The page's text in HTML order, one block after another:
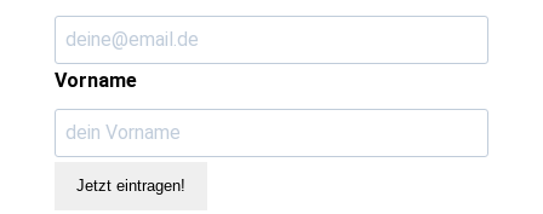
Vorname
Jetzt eintragen!